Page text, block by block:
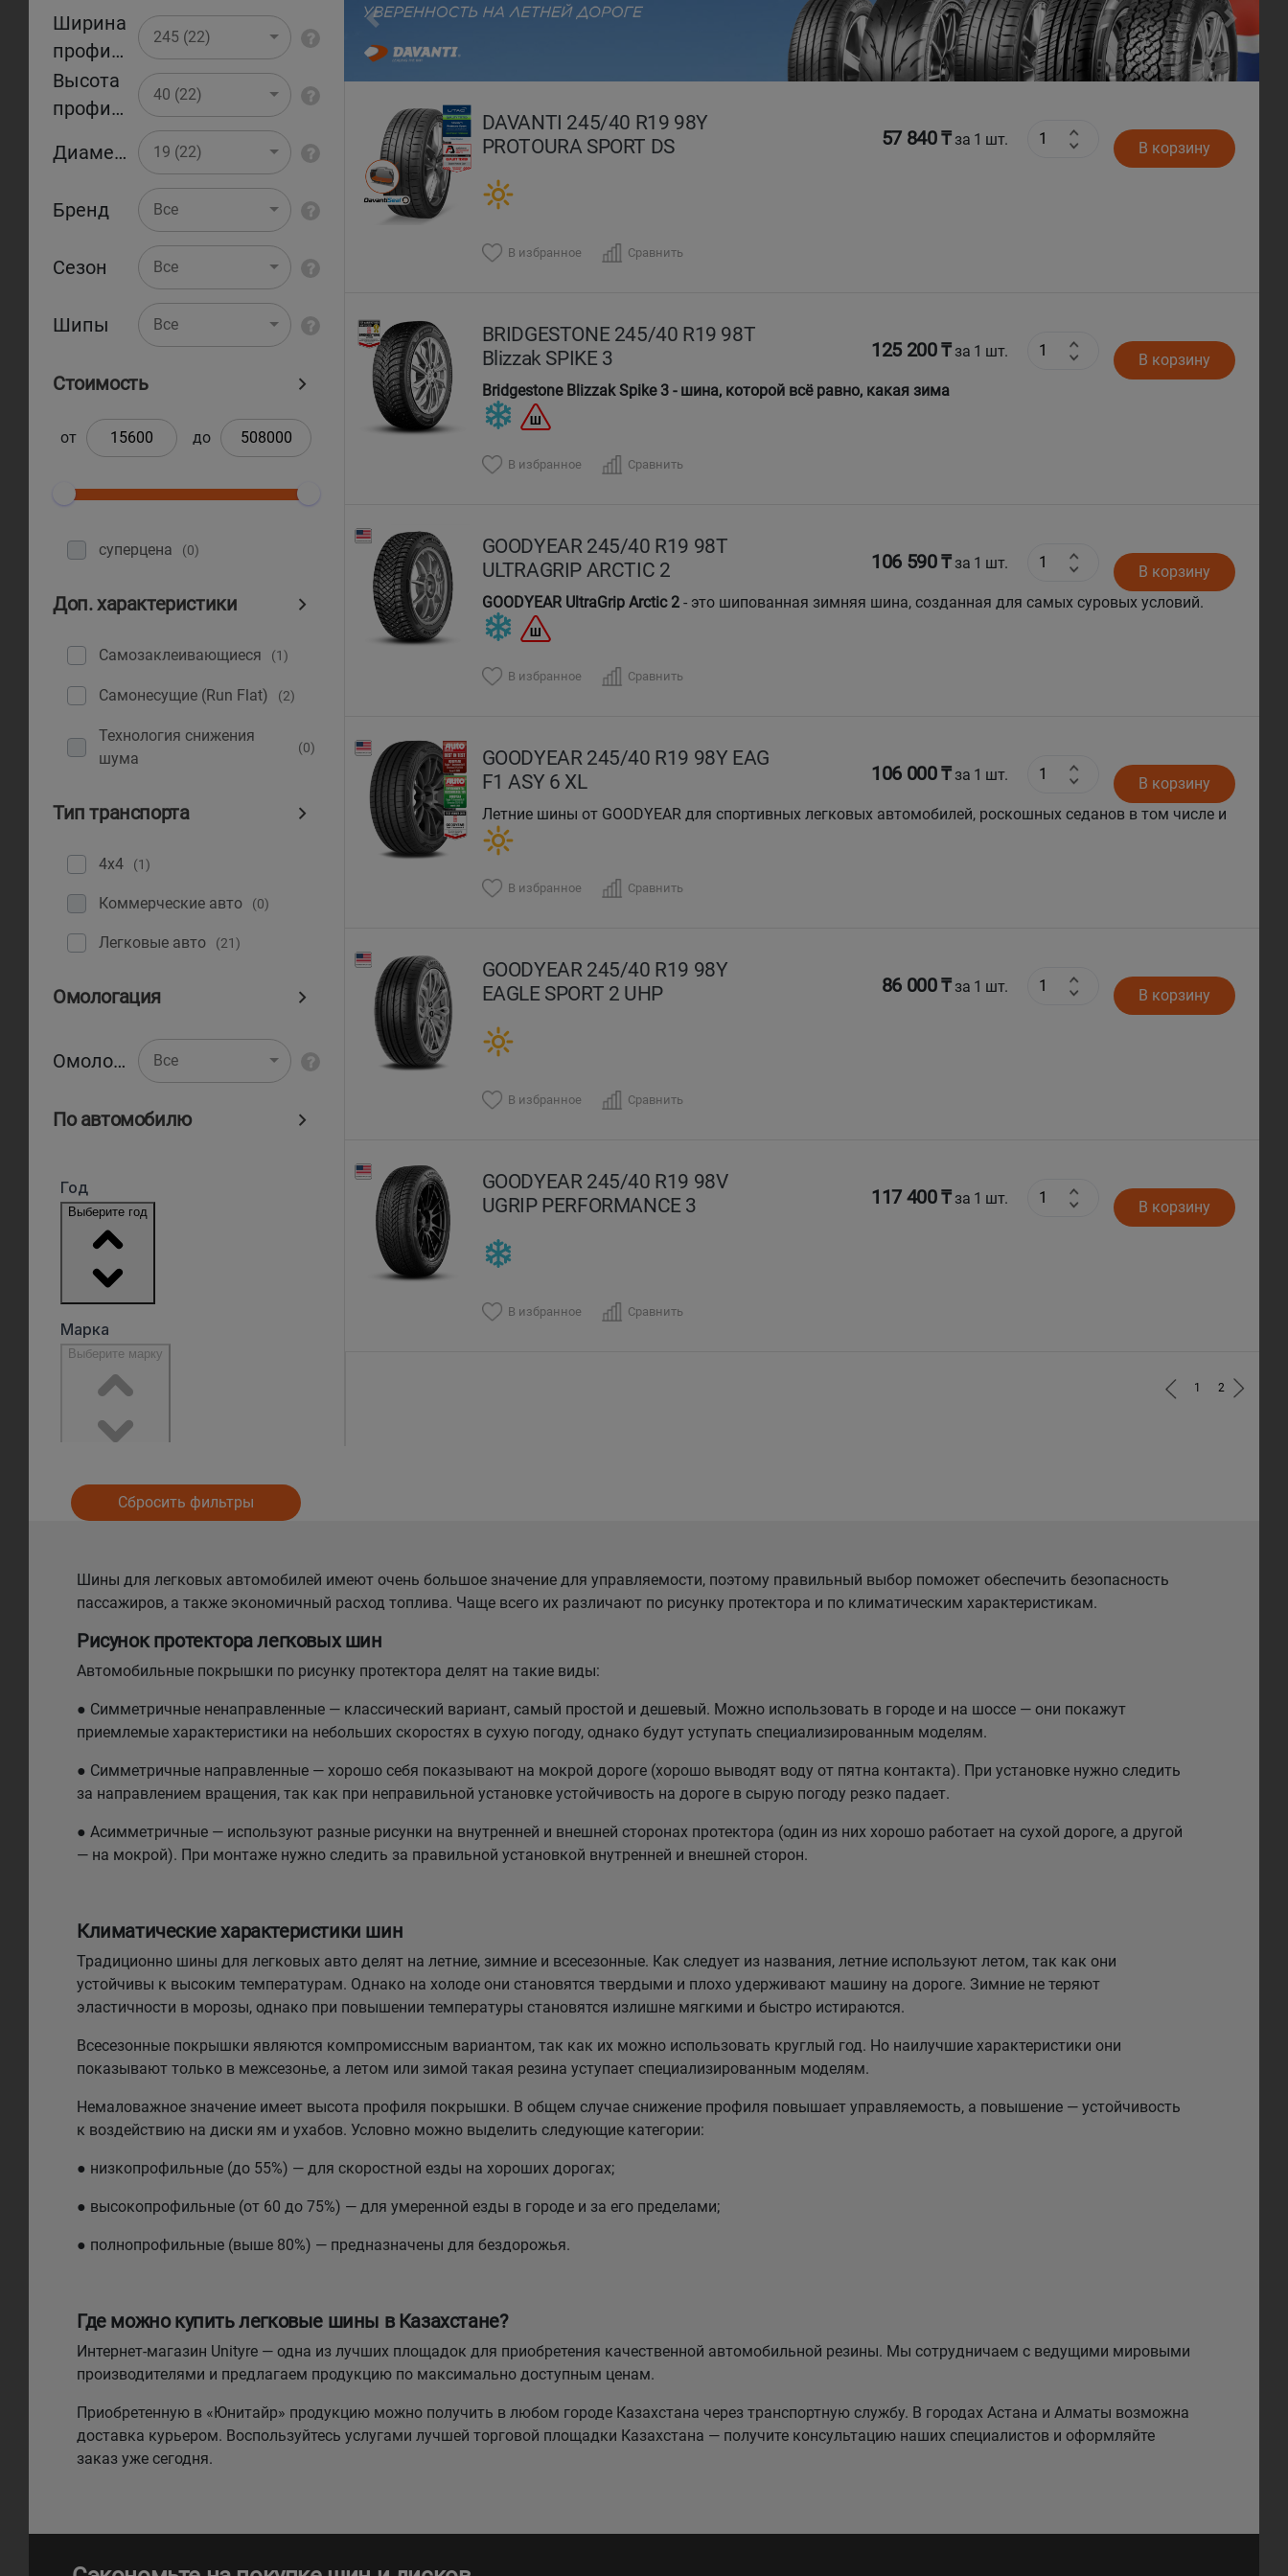
Ширина
профиля
245 (22)
Высота
профиля
40 (22)
Диаметр 19 (22)
Бренд Все
Сезон Все
Шипы Все
Стоимость
от до
суперцена (0)
Доп. характеристики
Самозаклеивающиеся (1)
Самонесущие (Run Flat) (2)
Технология снижения
шума
(0)
Тип транспорта
4x4 (1)
Коммерческие авто (0)
Легковые авто (21)
Омологация
Омологация Все
По автомобилю
Сбросить фильтры
Next
DAVANTI 245/40 R19 98Y
PROTOURA SPORT DS
57 840 ₸за 1 шт. В корзину
В избранное Сравнить
BRIDGESTONE 245/40 R19 98T
Blizzak SPIKE 3
125 200 ₸за 1 шт.
В корзину
Bridgestone Blizzak Spike 3 - шина, которой всё равно, какая зима
В избранное Сравнить
GOODYEAR 245/40 R19 98T
ULTRAGRIP ARCTIC 2
106 590 ₸за 1 шт.
В корзину
GOODYEAR UltraGrip Arctic 2- это шипованная зимняя шина, созданная для самых суровых условий.
В избранное Сравнить
GOODYEAR 245/40 R19 98Y EAG
F1 ASY 6 XL
106 000 ₸за 1 шт.
В корзину
Летние шины от GOODYEAR для спортивных легковых автомобилей, роскошных седанов в том числе и
электромобилей.
В избранное Сравнить
GOODYEAR 245/40 R19 98Y
EAGLE SPORT 2 UHP
86 000 ₸за 1 шт. В корзину
В избранное Сравнить
GOODYEAR 245/40 R19 98V
UGRIP PERFORMANCE 3
117 400 ₸за 1 шт. В корзину
В избранное Сравнить
1 2
Шины для легковых автомобилей имеют очень большое значение для управляемости, поэтому правильный выбор поможет обеспечить безопасность
пассажиров, а также экономичный расход топлива. Чаще всего их различают по рисунку протектора и по климатическим характеристикам.
Рисунок протектора легковых шин
Автомобильные покрышки по рисунку протектора делят на такие виды:
● Симметричные ненаправленные — классический вариант, самый простой и дешевый. Можно использовать в городе и на шоссе — они покажут
приемлемые характеристики на небольших скоростях в сухую погоду, однако будут уступать специализированным моделям.
● Симметричные направленные — хорошо себя показывают на мокрой дороге (хорошо выводят воду от пятна контакта). При установке нужно следить
за направлением вращения, так как при неправильной установке устойчивость на дороге в сырую погоду резко падает.
● Асимметричные — используют разные рисунки на внутренней и внешней сторонах протектора (один из них хорошо работает на сухой дороге, а другой
— на мокрой). При монтаже нужно следить за правильной установкой внутренней и внешней сторон.
Климатические характеристики шин
Традиционно шины для легковых авто делят на летние, зимние и всесезонные. Как следует из названия, летние используют летом, так как они
устойчивы к высоким температурам. Однако на холоде они становятся твердыми и плохо удерживают машину на дороге. Зимние не теряют
эластичности в морозы, однако при повышении температуры становятся излишне мягкими и быстро истираются.
Всесезонные покрышки являются компромиссным вариантом, так как их можно использовать круглый год. Но наилучшие характеристики они
показывают только в межсезонье, а летом или зимой такая резина уступает специализированным моделям.
Немаловажное значение имеет высота профиля покрышки. В общем случае снижение профиля повышает управляемость, а повышение — устойчивость
к воздействию на диски ям и ухабов. Условно можно выделить следующие категории:
● низкопрофильные (до 55%) — для скоростной езды на хороших дорогах;
● высокопрофильные (от 60 до 75%) — для умеренной езды в городе и за его пределами;
● полнопрофильные (выше 80%) — предназначены для бездорожья.
Где можно купить легковые шины в Казахстане?
Интернет-магазин Unityre — одна из лучших площадок для приобретения качественной автомобильной резины. Мы сотрудничаем с ведущими мировыми
производителями и предлагаем продукцию по максимально доступным ценам.
Приобретенную в «Юнитайр» продукцию можно получить в любом городе Казахстана через транспортную службу. В городах Астана и Алматы возможна
доставка курьером. Воспользуйтесь услугами лучшей торговой площадки Казахстана — получите консультацию наших специалистов и оформляйте
заказ уже сегодня.